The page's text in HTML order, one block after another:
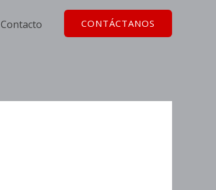
Contacto CONTÁCTANOS